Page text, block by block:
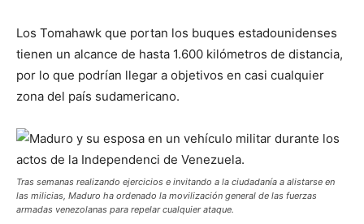
Los Tomahawk que portan los buques estadounidenses
tienen un alcance de hasta 1.600 kilómetros de distancia,
por lo que podrían llegar a objetivos en casi cualquier
zona del país sudamericano.
Tras semanas realizando ejercicios e invitando a la ciudadanía a alistarse en
las milicias, Maduro ha ordenado la movilización general de las fuerzas
armadas venezolanas para repelar cualquier ataque.